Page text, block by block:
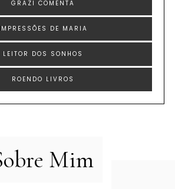
GRAZI COMENTA
DE MARIA
LEITOR DOS SONHOS
ROENDO LIVROS
Mim